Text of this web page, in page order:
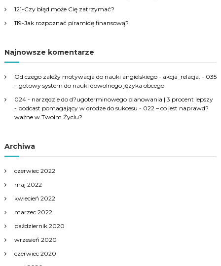
121-Czy błąd może Cię zatrzymać?
119-Jak rozpoznać piramidę finansową?
Najnowsze komentarze
Od czego zależy motywacja do nauki angielskiego - akcja_relacja. - 035
– gotowy system do nauki dowolnego języka obcego
024 - narzędzie do d?ugoterminowego planowania | 3 procent lepszy
- podcast pomagający w drodze do sukcesu - 022 – co jest naprawd?
ważne w Twoim Życiu?
Archiwa
czerwiec 2022
maj 2022
kwiecień 2022
marzec 2022
październik 2020
wrzesień 2020
czerwiec 2020